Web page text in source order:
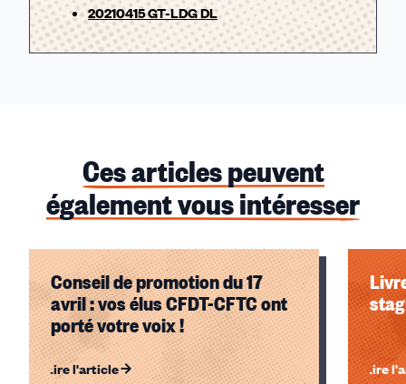
20210415 GT-LDG DL
Ces articles peuvent
également vous intéresser
Conseil de promotion du 17
avril : vos élus CFDT-CFTC ont
porté votre voix !
Lire l'article Lire